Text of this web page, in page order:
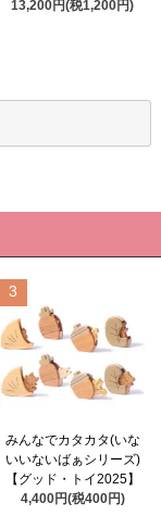
13,200円(税1,200円)
3
みんなでカタカタ(いな
いいないばぁシリーズ)
【グッド・トイ2025】
4,400円(税400円)